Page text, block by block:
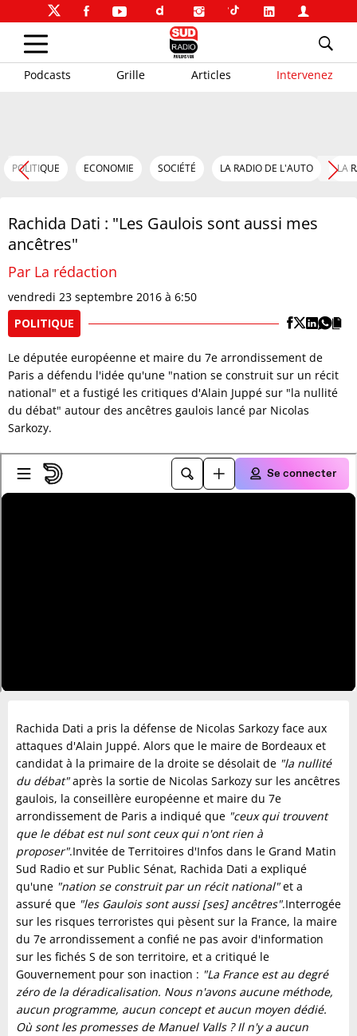
Podcasts Grille Articles Intervenez
POLITIQUE ECONOMIE SOCIÉTÉ LA RADIO DE L'AUTO LA
Rachida Dati : "Les Gaulois sont aussi mes
ancêtres"
Par La rédaction
vendredi 23 septembre 2016 à 6:50
POLITIQUE
Le députée européenne et maire du 7e arrondissement de
Paris a défendu l'idée qu'une "nation se construit sur un récit
national" et a fustigé les critiques d'Alain Juppé sur "la nullité
du débat" autour des ancêtres gaulois lancé par Nicolas
Sarkozy.
Rachida Dati a pris la défense de Nicolas Sarkozy face aux
attaques d'Alain Juppé. Alors que le maire de Bordeaux et
candidat à la primaire de la droite se désolait de "la nullité
du débat"après la sortie de Nicolas Sarkozy sur les ancêtres
gaulois, la conseillère européenne et maire du 7e
arrondissement de Paris a indiqué que "ceux qui trouvent
que le débat est nul sont ceux qui n'ont rien à
proposer".Invitée de Territoires d'Infos dans le Grand Matin
Sud Radio et sur Public Sénat, Rachida Dati a expliqué
qu'une "nation se construit par un récit national"et a
assuré que "les Gaulois sont aussi [ses] ancêtres".Interrogée
sur les risques terroristes qui pèsent sur la France, la maire
du 7e arrondissement a confié ne pas avoir d'information
sur les fichés S de son territoire, et a critiqué le
Gouvernement pour son inaction : "La France est au degré
zéro de la déradicalisation. Nous n'avons aucune méthode,
aucun programme, aucun concept et aucun moyen dédié.
Où sont les promesses de Manuel Valls ? Il n'y a aucun